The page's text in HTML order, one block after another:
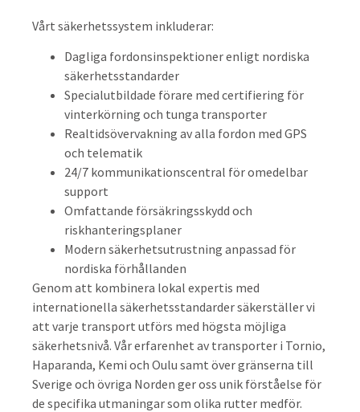
Vårt säkerhetssystem inkluderar:
Dagliga fordonsinspektioner enligt nordiska
säkerhetsstandarder
Specialutbildade förare med certifiering för
vinterkörning och tunga transporter
Realtidsövervakning av alla fordon med GPS
och telematik
24/7 kommunikationscentral för omedelbar
support
Omfattande försäkringsskydd och
riskhanteringsplaner
Modern säkerhetsutrustning anpassad för
nordiska förhållanden
Genom att kombinera lokal expertis med
internationella säkerhetsstandarder säkerställer vi
att varje transport utförs med högsta möjliga
säkerhetsnivå. Vår erfarenhet av transporter i Tornio,
Haparanda, Kemi och Oulu samt över gränserna till
Sverige och övriga Norden ger oss unik förståelse för
de specifika utmaningar som olika rutter medför.